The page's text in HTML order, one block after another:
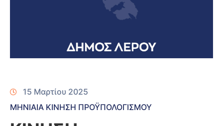
15 Μαρτίου 2025
ΜΗΝΙΑΙΑ ΚΙΝΗΣΗ ΠΡΟΫΠΟΛΟΓΙΣΜΟΥ